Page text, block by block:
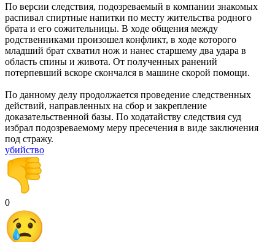
По версии следствия, подозреваемый в компании знакомых
распивал спиртные напитки по месту жительства родного
брата и его сожительницы. В ходе общения между
родственниками произошел конфликт, в ходе которого
младший брат схватил нож и нанес старшему два удара в
область спины и живота. От полученных ранений
потерпевший вскоре скончался в машине скорой помощи.
По данному делу продолжается проведение следственных
действий, направленных на сбор и закрепление
доказательственной базы. По ходатайству следствия суд
избрал подозреваемому меру пресечения в виде заключения
под стражу.
убийство
0